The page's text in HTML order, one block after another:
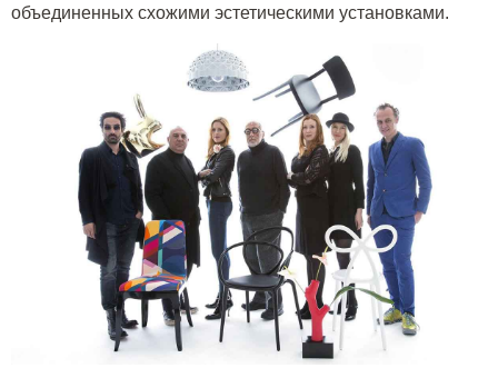
объединенных схожими эстетическими установками.